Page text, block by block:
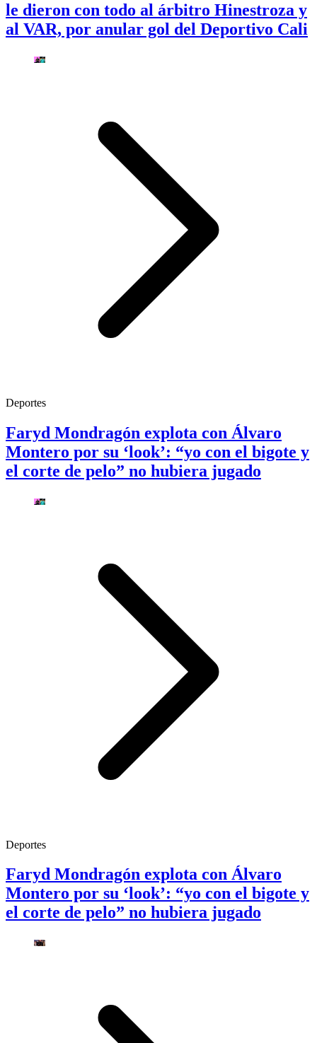
le dieron con todo al árbitro Hinestroza y
al VAR, por anular gol del Deportivo Cali
Deportes
Faryd Mondragón explota con Álvaro
Montero por su ‘look’: “yo con el bigote y
el corte de pelo” no hubiera jugado
Deportes
Faryd Mondragón explota con Álvaro
Montero por su ‘look’: “yo con el bigote y
el corte de pelo” no hubiera jugado